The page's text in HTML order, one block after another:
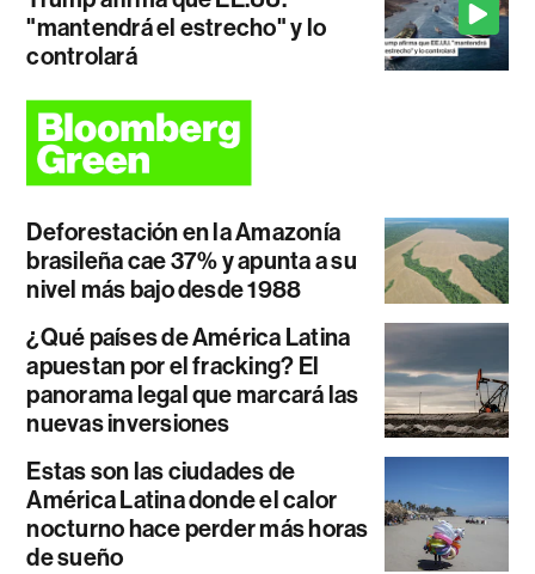
"mantendrá el estrecho" y lo
controlará
Deforestación en la Amazonía
brasileña cae 37% y apunta a su
nivel más bajo desde 1988
¿Qué países de América Latina
apuestan por el fracking? El
panorama legal que marcará las
nuevas inversiones
Estas son las ciudades de
América Latina donde el calor
nocturno hace perder más horas
de sueño